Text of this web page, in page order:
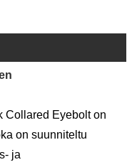
Collared Eyebolt on
on suunniteltu
ja